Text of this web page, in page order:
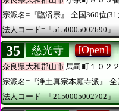
宗派名=『臨済宗』
全国360位
法人コード=「5150005002690」
35 慈光寺 [Open]
奈良県大和郡山市 馬司町１０２
宗派名=『浄土真宗本願寺派』
全
法人コード=「2150005002702」